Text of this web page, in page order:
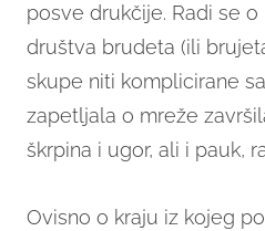
posve drukčije. Radi se o
društva brudeta (ili
skupe niti komplicirane
zapetljala o mreže
škrpina i ugor, ali i pauk,
Ovisno o kraju iz kojeg